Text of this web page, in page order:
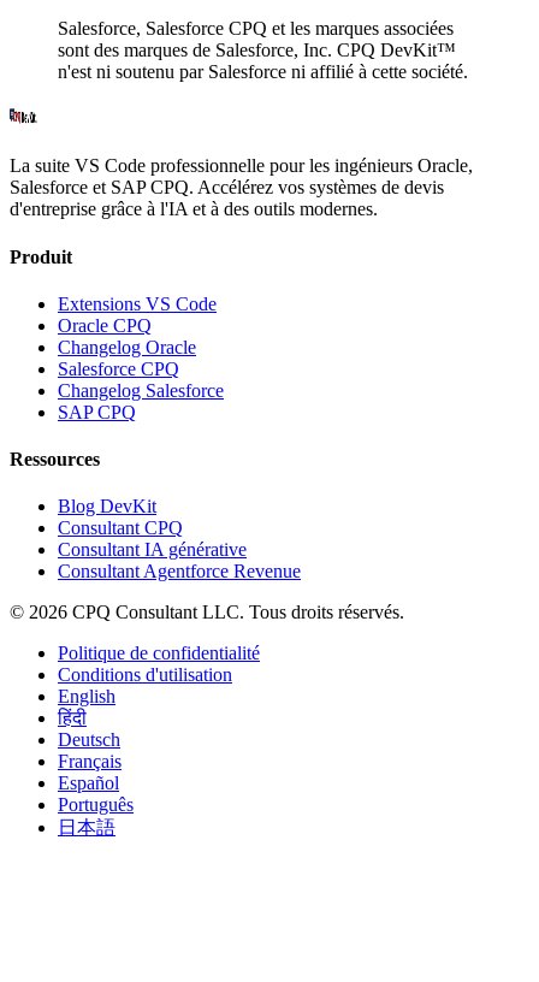
Salesforce, Salesforce CPQ et les marques associées
sont des marques de Salesforce, Inc. CPQ DevKit™
n'est ni soutenu par Salesforce ni affilié à cette société.
La suite VS Code professionnelle pour les ingénieurs Oracle,
Salesforce et SAP CPQ. Accélérez vos systèmes de devis
d'entreprise grâce à l'IA et à des outils modernes.
Produit
Extensions VS Code
Oracle CPQ
Changelog Oracle
Salesforce CPQ
Changelog Salesforce
SAP CPQ
Ressources
Blog DevKit
Consultant CPQ
Consultant IA générative
Consultant Agentforce Revenue
© 2026 CPQ Consultant LLC. Tous droits réservés.
Politique de confidentialité
Conditions d'utilisation
English
हिंदी
Deutsch
Français
Español
Português
日本語